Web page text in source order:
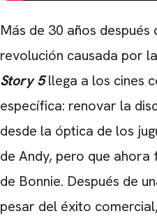
Más de 30 años
revolución causada por
Story 5llega a los cines
específica: renovar la
desde la óptica de los
de Andy, pero que
de Bonnie. Después de
pesar del éxito